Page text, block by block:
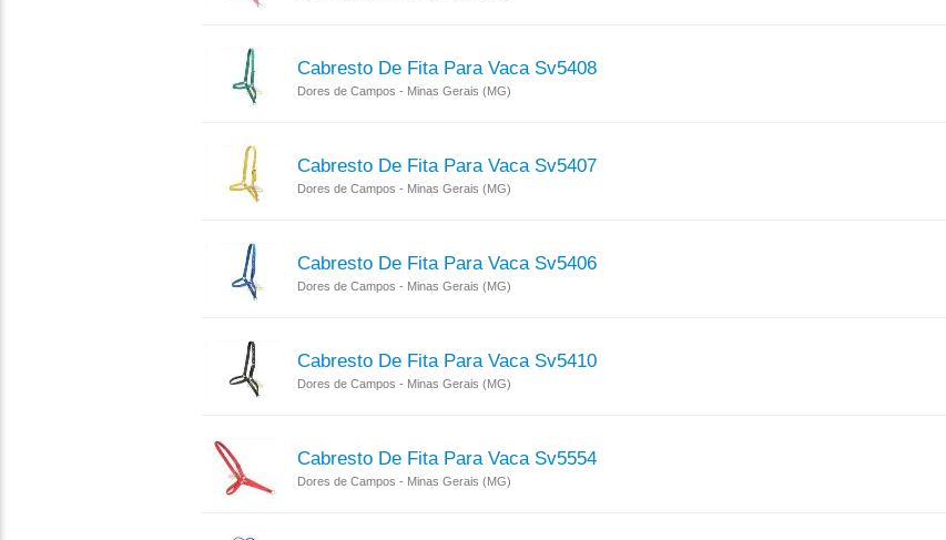
Cabresto De Fita Para Vaca Sv5408
Dores de Campos - Minas Gerais (MG)
Cabresto De Fita Para Vaca Sv5407
Dores de Campos - Minas Gerais (MG)
Cabresto De Fita Para Vaca Sv5406
Dores de Campos - Minas Gerais (MG)
Cabresto De Fita Para Vaca Sv5410
Dores de Campos - Minas Gerais (MG)
Cabresto De Fita Para Vaca Sv5554
Dores de Campos - Minas Gerais (MG)